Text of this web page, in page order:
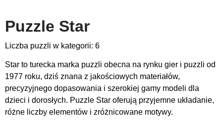
Puzzle Star
Liczba puzzli w kategorii: 6
Star to turecka marka puzzli obecna na rynku gier i puzzli od
1977 roku, dziś znana z jakościowych materiałów,
precyzyjnego dopasowania i szerokiej gamy modeli dla
dzieci i dorosłych. Puzzle Star oferują przyjemne układanie,
różne liczby elementów i zróżnicowane motywy.